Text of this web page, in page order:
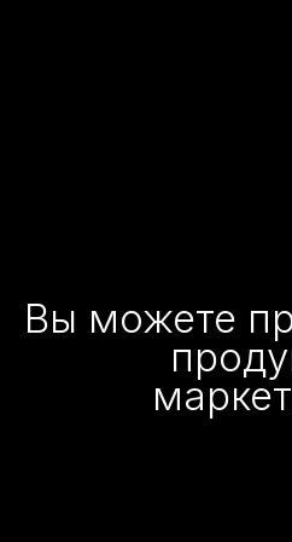
Вы можете